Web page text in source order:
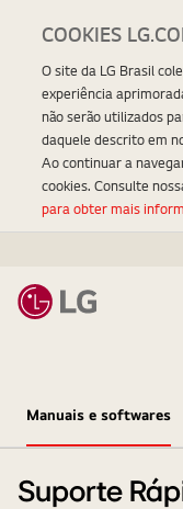
Manuais e softwares
Suporte
COOKIES
O site da LG Brasil
experiência
não serão utilizados
daquele descrito em
Ao continuar a
cookies. Consulte
para obter mais